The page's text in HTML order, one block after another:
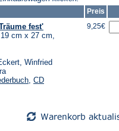
Preis
fest'
cm x 27 cm,
Winfried
, CD
9,25€